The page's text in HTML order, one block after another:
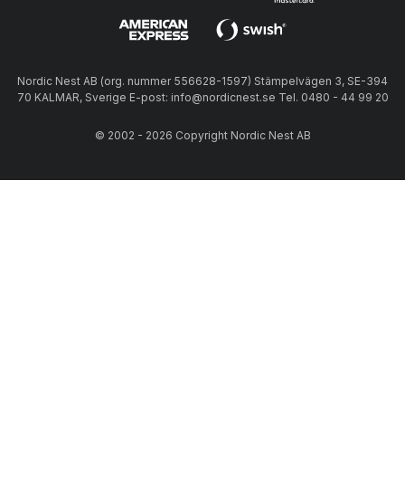
Nordic Nest AB (org. nummer 556628-1597) Stämpelvägen 3, SE-394
70 KALMAR, Sverige E-post: info@nordicnest.se Tel. 0480 - 44 99 20
© 2002 - 2026 Copyright Nordic Nest AB